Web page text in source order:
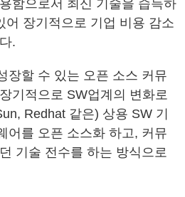
함으로서 최신 기술을 습득하
어 장기적으로 기업 비용 감소
.
장할 수 있는 오픈 소스 커뮤
기적으로 SW업계의 변화로
Redhat 같은) 상용 SW 기
어를 오픈 소스화 하고, 커뮤
기술 전수를 하는 방식으로